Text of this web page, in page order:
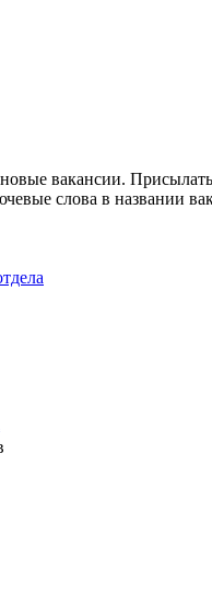
вакансии.
слова в названии